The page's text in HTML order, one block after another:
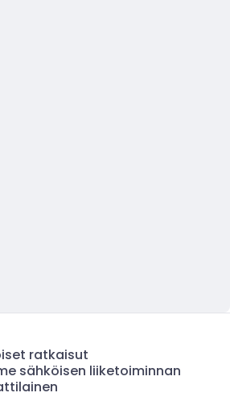
ratkaisut
sähköisen liiketoiminnan